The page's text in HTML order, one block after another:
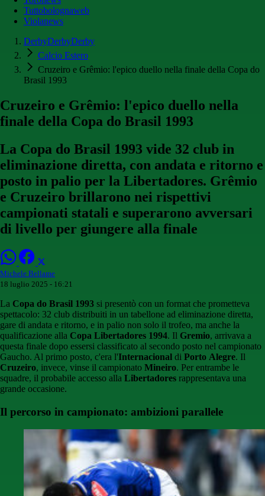
Tuttobolognaweb
Violanews
DerbyDerbyDerby
Calcio Estero
Cruzeiro e Grêmio: l'epico duello nella finale della Copa do
Brasil 1993
Cruzeiro e Grêmio: l'epico duello nella
finale della Copa do Brasil 1993
La Copa do Brasil 1993 vide 32 club in
eliminazione diretta, con andata e ritorno e
posto in palio per la Libertadores. Grêmio
e Cruzeiro brillarono nei rispettivi
campionati statali e superarono avversari
di livello per giungere alla finale
Michele Bellame
18 luglio 2025 - 16:21
La Copa do Brasil 1993 si presentò con un format che prometteva
spettacolo: 32 club distribuiti in un tabellone ad eliminazione diretta,
gare di andata e ritorno, e in palio non solo il trofeo, ma anche la
qualificazione alla Copa Libertadores 1994. Il Gremio, arrivava a
questa finale dopo essersi classificato al secondo posto nel campionato
Gaucho. Al primo posto, c'era l'Internacional di Porto Alegre. Il
Cruzeiro, invece, vinse il campionato Mineiro. Per entrambe le
squadre, il probabile accesso alla Libertadores rappresentava una
grande occasione.
Il percorso in campionato: ambizioni parallele